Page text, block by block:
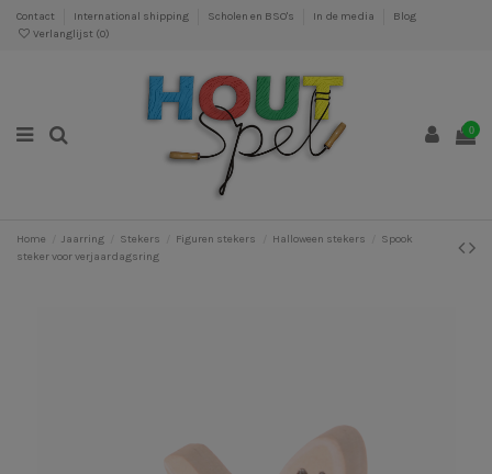
Contact International shipping Scholen en BSO's In de media
Blog
Verlanglijst (0)
0
Home Jaarring Stekers Figuren stekers Halloween stekers
Spook
steker voor verjaardagsring